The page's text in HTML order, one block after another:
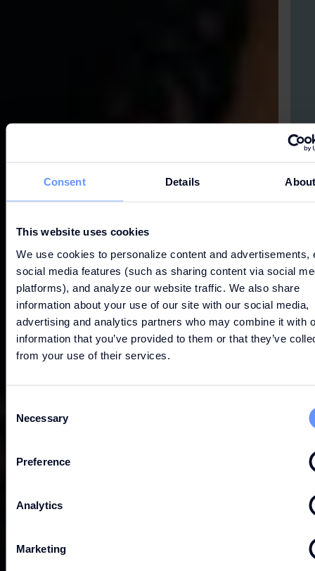
Consent Details About
This website uses cookies
We use cookies to personalize content and advertisements,
social media features (such as sharing content via social
platforms), and analyze our website traffic. We also share
information about your use of our site with our social media,
advertising and analytics partners who may combine it with
information that you’ve provided to them or that they’ve
from your use of their services.
Selection
Necessary
Preference
Analytics
Marketing